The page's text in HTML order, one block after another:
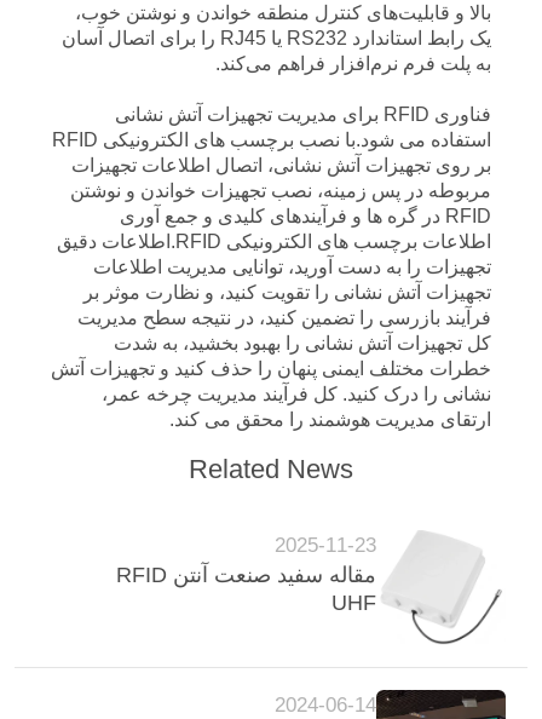
بالا و قابلیت‌های کنترل منطقه خواندن و نوشتن خوب،
یک رابط استاندارد RS232 یا RJ45 را برای اتصال آسان
به پلت فرم نرم‌افزار فراهم می‌کند.
فناوری RFID برای مدیریت تجهیزات آتش نشانی
استفاده می شود.با نصب برچسب های الکترونیکی RFID
بر روی تجهیزات آتش نشانی، اتصال اطلاعات تجهیزات
مربوطه در پس زمینه، نصب تجهیزات خواندن و نوشتن
RFID در گره ها و فرآیندهای کلیدی و جمع آوری
اطلاعات برچسب های الکترونیکی RFID.اطلاعات دقیق
تجهیزات را به دست آورید، توانایی مدیریت اطلاعات
تجهیزات آتش نشانی را تقویت کنید، و نظارت موثر بر
فرآیند بازرسی را تضمین کنید، در نتیجه سطح مدیریت
کل تجهیزات آتش نشانی را بهبود بخشید، به شدت
خطرات مختلف ایمنی پنهان را حذف کنید و تجهیزات آتش
نشانی را درک کنید. کل فرآیند مدیریت چرخه عمر،
ارتقای مدیریت هوشمند را محقق می کند.
Related News
2025-11-23
مقاله سفید صنعت آنتن RFID
UHF
2024-06-14